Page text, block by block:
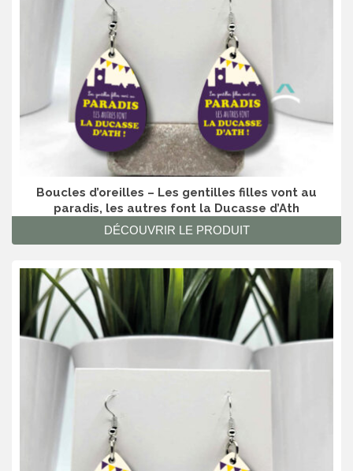
Boucles d’oreilles – Les gentilles filles vont au
paradis, les autres font la Ducasse d’Ath
DÉCOUVRIR LE PRODUIT